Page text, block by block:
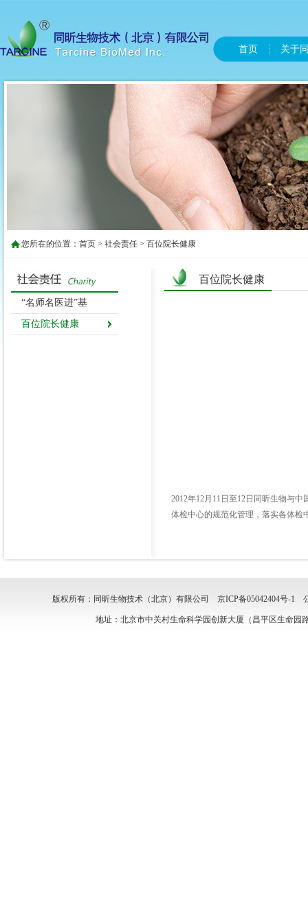
首页 关于
您所在的位置： 首页 > 社会责任 > 百位院长健康
“名师名医进”基
百位院长健康
百位院长健康
2012年12月11日至12日同昕生物与
体检中心的规范化管理，落实各体
版权所有：同昕生物技术（北京）有限公司 京ICP备05042404号-1
地址：北京市中关村生命科学园创新大厦（昌平区生命